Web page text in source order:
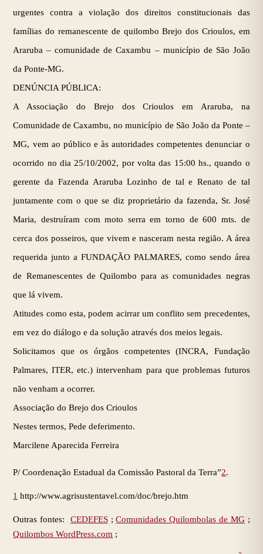
urgentes contra a violação dos direitos constitucionais das
famílias do remanescente de quilombo Brejo dos Crioulos, em
Araruba – comunidade de Caxambu – município de São João
da Ponte-MG.
DENÚNCIA PÚBLICA:
A Associação do Brejo dos Crioulos em Araruba, na
Comunidade de Caxambu, no município de São João da Ponte –
MG, vem ao público e às autoridades competentes denunciar o
ocorrido no dia 25/10/2002, por volta das 15:00 hs., quando o
gerente da Fazenda Araruba Lozinho de tal e Renato de tal
juntamente com o que se diz proprietário da fazenda, Sr. José
Maria, destruíram com moto serra em torno de 600 mts. de
cerca dos posseiros, que vivem e nasceram nesta região. A área
requerida junto a FUNDAÇÃO PALMARES, como sendo área
de Remanescentes de Quilombo para as comunidades negras
que lá vivem.
Atitudes como esta, podem acirrar um conflito sem precedentes,
em vez do diálogo e da solução através dos meios legais.
Solicitamos que os órgãos competentes (INCRA, Fundação
Palmares, ITER, etc.) intervenham para que problemas futuros
não venham a ocorrer.
Associação do Brejo dos Crioulos
Nestes termos, Pede deferimento.
Marcilene Aparecida Ferreira
P/ Coordenação Estadual da Comissão Pastoral da Terra”2.
1 http://www.agrisustentavel.com/doc/brejo.htm
Outras fontes: CEDEFES;Comunidades Quilombolas de MG;
Quilombos WordPress.com ;